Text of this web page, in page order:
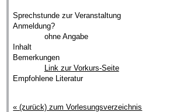
Sprechstunde zur Veranstaltung
Anmeldung?
ohne Angabe
Inhalt
Bemerkungen
Link zur Vorkurs-Seite
Empfohlene Literatur
« (zurück) zum Vorlesungsverzeichnis